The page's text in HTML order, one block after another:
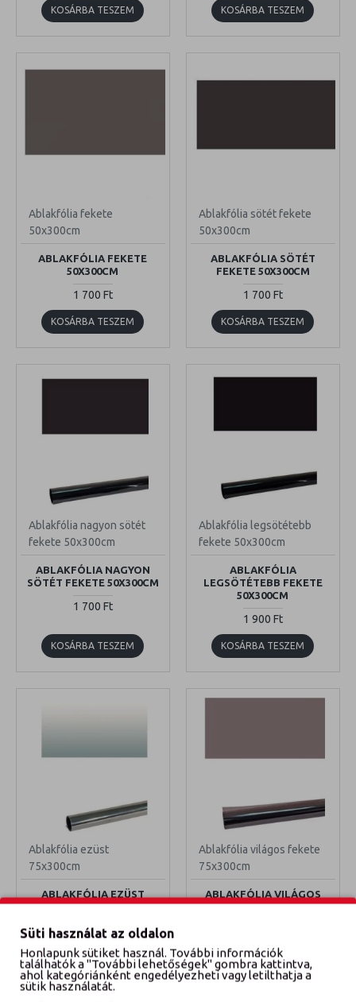
KOSÁRBA TESZEM KOSÁRBA TESZEM
Ablakfólia fekete
50x300cm
ABLAKFÓLIA FEKETE
50X300CM
1 700 Ft
KOSÁRBA TESZEM
Ablakfólia sötét fekete
50x300cm
ABLAKFÓLIA SÖTÉT
FEKETE 50X300CM
1 700 Ft
KOSÁRBA TESZEM
Ablakfólia nagyon sötét
fekete 50x300cm
ABLAKFÓLIA NAGYON
SÖTÉT FEKETE 50X300CM
1 700 Ft
KOSÁRBA TESZEM
Ablakfólia legsötétebb
fekete 50x300cm
ABLAKFÓLIA
LEGSÖTÉTEBB FEKETE
50X300CM
1 900 Ft
KOSÁRBA TESZEM
Ablakfólia ezüst
75x300cm
ABLAKFÓLIA EZÜST
75X300CM
2 400 Ft
KOSÁRBA TESZEM
Ablakfólia világos fekete
75x300cm
ABLAKFÓLIA VILÁGOS
FEKETE 75X300CM
KOSÁRBA TESZEM
Süti használat az oldalon
Honlapunk sütiket használ. További információk
találhatók a "További lehetőségek" gombra kattintva,
ahol kategóriánként engedélyezheti vagy letilthatja a
sütik használatát.